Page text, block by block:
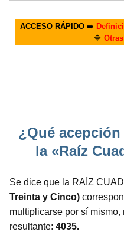
ACCESO RÁPIDO➡️
🔷
¿Qué
la «Raíz
Se dice que la RAÍZ
Treinta y Cinco)
multiplicarse por sí mismo,
resultante: 4035.